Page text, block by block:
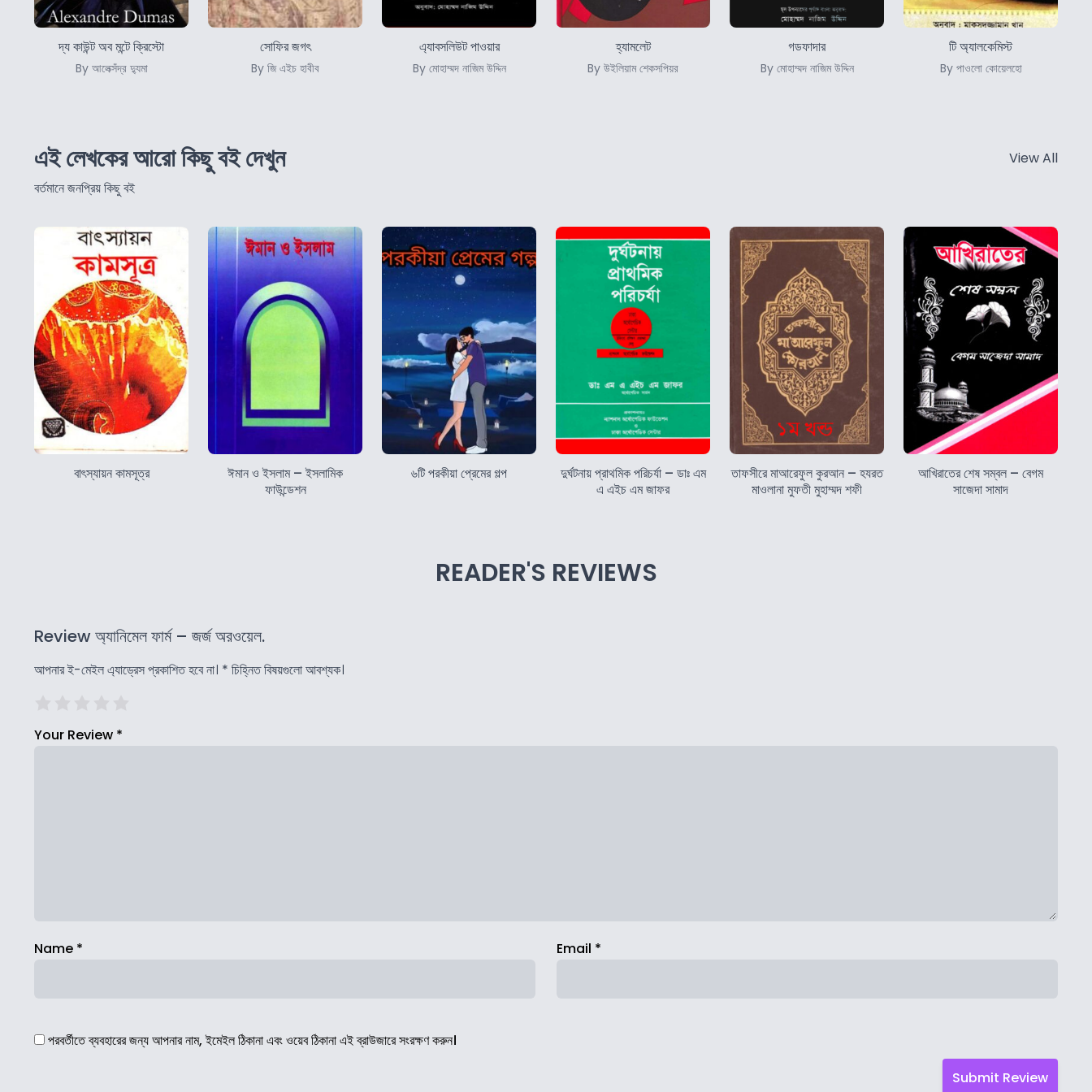
দ্য কাউন্ট অব মন্টে ক্রিস্টো
By আলেক্সঁদ্র দ্যুমা
সোফির জগৎ
By জি এইচ হাবীব
এ্যাবসলিউট পাওয়ার
By মোহাম্মদ নাজিম উদ্দিন
হ্যামলেট
By উইলিয়াম শেকসপিয়র
গডফাদার
By মোহাম্মদ নাজিম উদ্দিন
টি অ্যালকেমিস্ট
By পাওলো কোয়েলহো
এই লেখকের আরো কিছু বই দেখুন
বর্তমানে জনপ্রিয় কিছু বই
View All
বাৎস্যায়ন কামসূত্র
ঈমান ও ইসলাম – ইসলামিক
ফাউন্ডেশন
৬টি পরকীয়া প্রেমের গল্প
দুর্ঘটনায় প্রাথমিক পরিচর্যা – ডাঃ এম
এ এইচ এম জাফর
তাফসীরে মাআরেফুল কুরআন – হযরত
মাওলানা মুফতী মুহাম্মদ শফী
আখিরাতের শেষ সম্বল – বেগম
সাজেদা সামাদ
READER'S REVIEWS
Review অ্যানিমেল ফার্ম – জর্জ অরওয়েল.
আপনার ই-মেইল এ্যাড্রেস প্রকাশিত হবে না। * চিহ্নিত বিষয়গুলো আবশ্যক।
Your Review *
Name * Email *
পরবর্তীতে ব্যবহারের জন্য আপনার নাম, ইমেইল ঠিকানা এবং ওয়েব ঠিকানা এই ব্রাউজারে সংরক্ষণ করুন।